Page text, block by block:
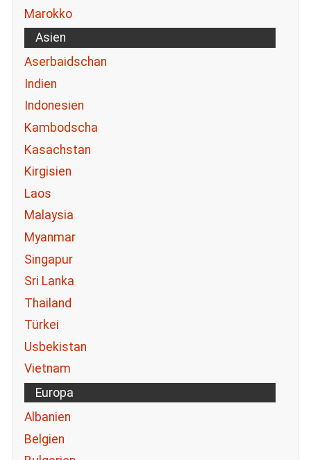
Marokko
Asien
Aserbaidschan
Indien
Indonesien
Kambodscha
Kasachstan
Kirgisien
Laos
Malaysia
Myanmar
Singapur
Sri Lanka
Thailand
Türkei
Usbekistan
Vietnam
Europa
Albanien
Belgien